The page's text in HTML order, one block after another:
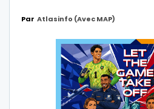
Par Atlasinfo (avec MAP)